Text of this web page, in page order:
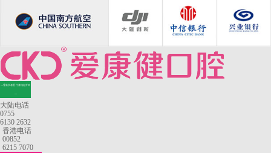
—香港长者医疗券指定牙科
大陆电话
0755
6130 2632
香港电话
00852
6215 7070